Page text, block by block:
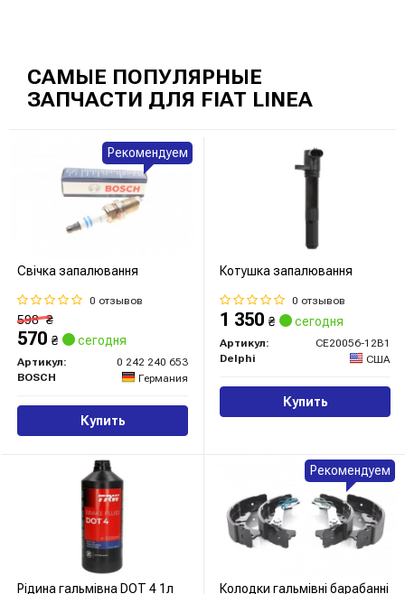
САМЫЕ ПОПУЛЯРНЫЕ
ЗАПЧАСТИ ДЛЯ FIAT LINEA
Свічка запалювання
0 отзывов
598₴
570 ₴ сегодня
Артикул:
0 242 240 653
BOSCH
Германия
Купить
Рекомендуем
Котушка запалювання
0 отзывов
1 350 ₴ сегодня
Артикул:
CE20056-12B1
Delphi
США
Купить
Рідина гальмівна DOT 4 1л Колодки гальмівні барабанні
Рекомендуем